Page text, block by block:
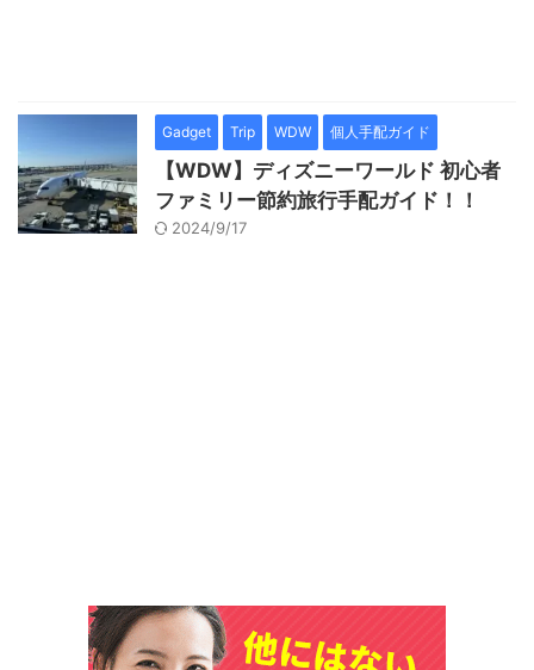
Gadget Trip WDW 個人手配ガイド
【WDW】ディズニーワールド 初心者
ファミリー節約旅行手配ガイド！！
2024/9/17